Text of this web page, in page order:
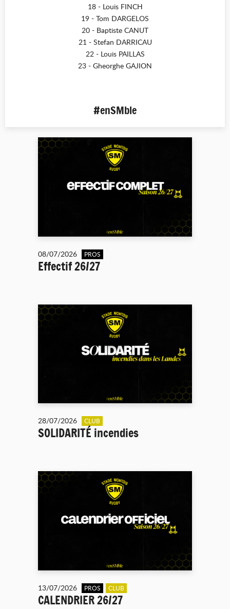
18 - Louis FINCH
19 - Tom DARGELOS
20 - Baptiste CANUT
21 - Stefan DARRICAU
22 - Louis PAILLAS
23 - Gheorghe GAJION
#enSMble
08/07/2026 PROS
Effectif 26/27
28/07/2026 CLUB
SOLIDARITÉ incendies
13/07/2026 PROS CLUB
CALENDRIER 26/27